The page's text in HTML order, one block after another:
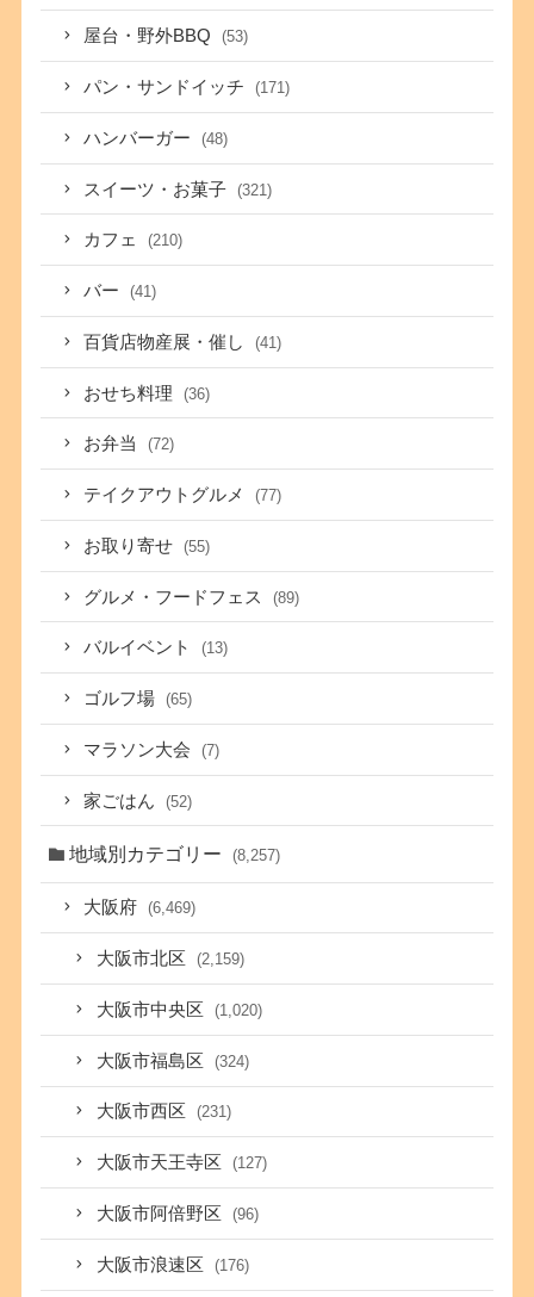
屋台・野外BBQ (53)
パン・サンドイッチ (171)
ハンバーガー (48)
スイーツ・お菓子 (321)
カフェ (210)
バー (41)
百貨店物産展・催し (41)
おせち料理 (36)
お弁当 (72)
テイクアウトグルメ (77)
お取り寄せ (55)
グルメ・フードフェス (89)
バルイベント (13)
ゴルフ場 (65)
マラソン大会 (7)
家ごはん (52)
地域別カテゴリー (8,257)
大阪府 (6,469)
大阪市北区 (2,159)
大阪市中央区 (1,020)
大阪市福島区 (324)
大阪市西区 (231)
大阪市天王寺区 (127)
大阪市阿倍野区 (96)
大阪市浪速区 (176)